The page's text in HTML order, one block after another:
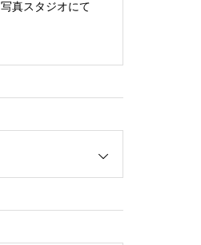
写真スタジオにて